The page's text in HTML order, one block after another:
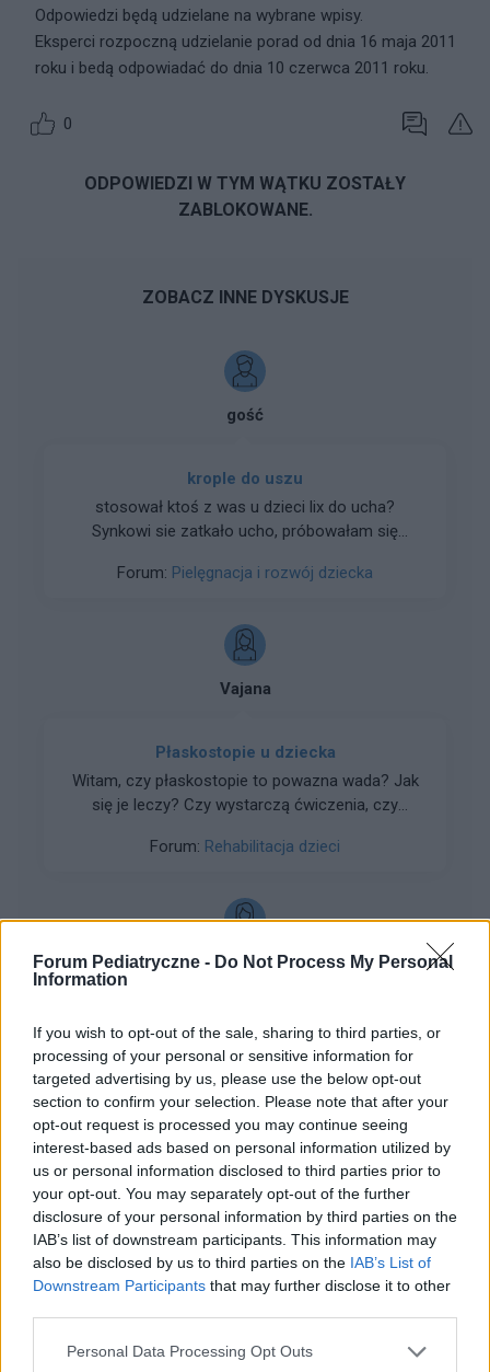
Forum Pediatryczne - Do Not Process My Personal
Information
If you wish to opt-out of the sale, sharing to third parties, or
processing of your personal or sensitive information for
targeted advertising by us, please use the below opt-out
section to confirm your selection. Please note that after your
opt-out request is processed you may continue seeing
interest-based ads based on personal information utilized by
us or personal information disclosed to third parties prior to
your opt-out. You may separately opt-out of the further
disclosure of your personal information by third parties on the
IAB’s list of downstream participants. This information may
also be disclosed by us to third parties on the IAB’s List of
Downstream Participants that may further disclose it to other
Personal Data Processing Opt Outs
Odpowiedzi będą udzielane na wybrane wpisy.
Eksperci rozpoczną udzielanie porad od dnia 16 maja 2011
roku i bedą odpowiadać do dnia 10 czerwca 2011 roku.
0
ODPOWIEDZI W TYM WĄTKU ZOSTAŁY
ZABLOKOWANE.
ZOBACZ INNE DYSKUSJE
gość
krople do uszu
stosował ktoś z was u dzieci lix do ucha?
Synkowi sie zatkało ucho, próbowałam się
dni, nie mam jak pojechać z nim do szpitala,
aptece mi to polecono ten krople, dopiero raz
zastosowałam, czy to szybko działa?
Forum: Pielęgnacja i rozwój dziecka
Vajana
Płaskostopie u dziecka
Witam, czy płaskostopie to powazna wada? Jak
się je leczy? Czy wystarczą ćwiczenia, czy
odpowiednie wkładki do butów?
Forum: Rehabilitacja dzieci
aniaNkn
Najlepszy krem na oparzenia? Maść albo
żel?
Witajcie co polecacie na oparzenia u
dziewczynki około 10 lat. Poparzenie olejem,
żeby ładnie się to zagoiło?
Forum:Pielęgnacja i rozwój dziecka
gość
Skolioza 12 latka, ugniatanie międzyżebrowe
Witam, mojej córce zdiagnozowano skoliozę.